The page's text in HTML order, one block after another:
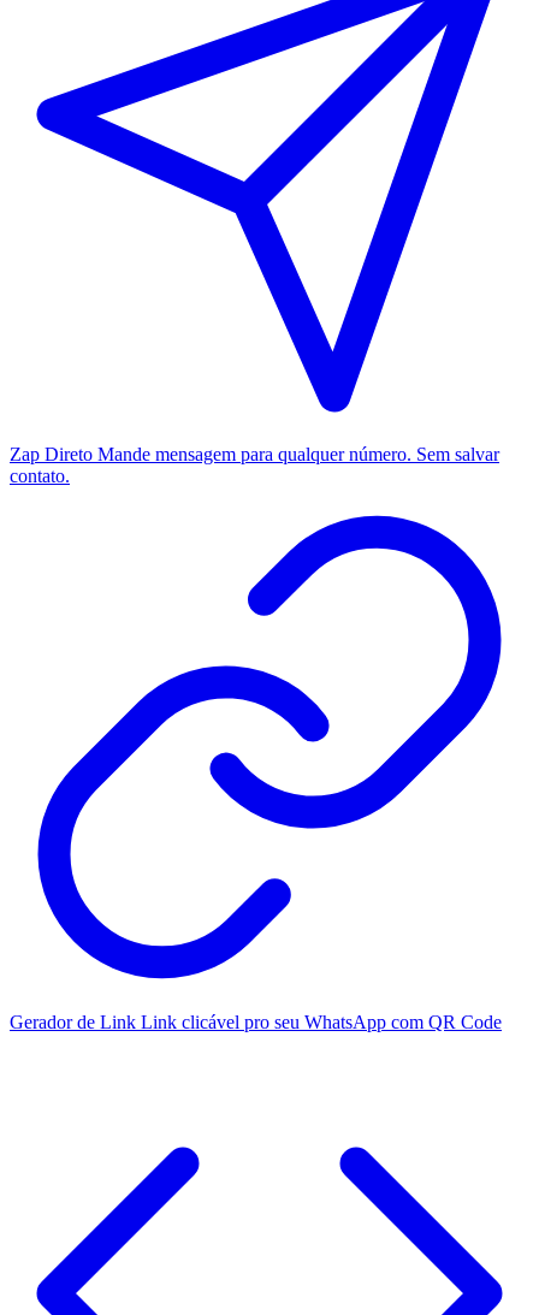
Zap Direto Mande mensagem para qualquer número. Sem salvar
contato.
Gerador de Link Link clicável pro seu WhatsApp com QR Code